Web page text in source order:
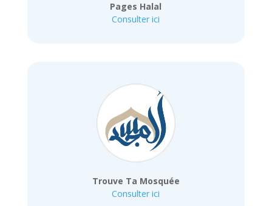
Pages Halal
Consulter ici
Trouve Ta Mosquée
Consulter ici